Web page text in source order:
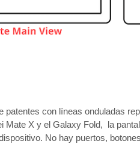
patentes con líneas onduladas
Mate X y el Galaxy Fold, la
No hay puertos,